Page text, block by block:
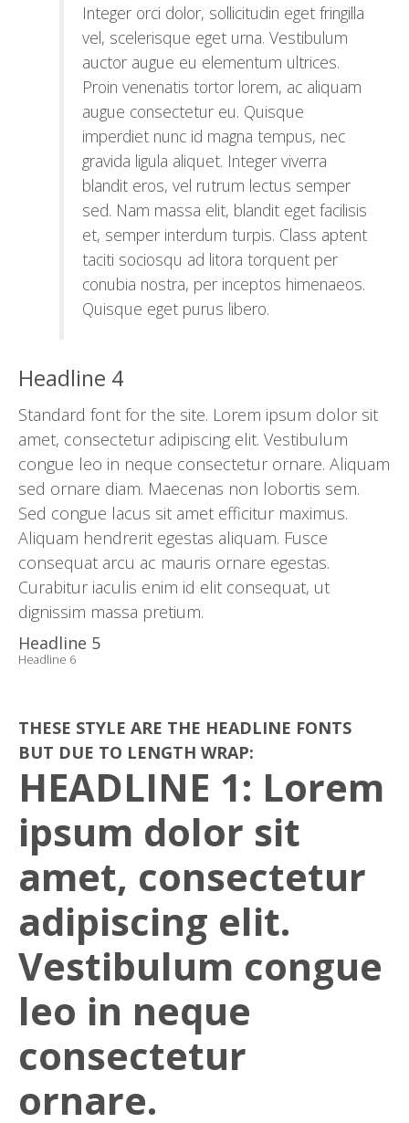
Integer orci dolor, sollicitudin eget fringilla
vel, scelerisque eget urna. Vestibulum
auctor augue eu elementum ultrices.
Proin venenatis tortor lorem, ac aliquam
augue consectetur eu. Quisque
imperdiet nunc id magna tempus, nec
gravida ligula aliquet. Integer viverra
blandit eros, vel rutrum lectus semper
sed. Nam massa elit, blandit eget facilisis
et, semper interdum turpis. Class aptent
taciti sociosqu ad litora torquent per
conubia nostra, per inceptos himenaeos.
Quisque eget purus libero.
Headline 4
Standard font for the site. Lorem ipsum dolor sit
amet, consectetur adipiscing elit. Vestibulum
congue leo in neque consectetur ornare. Aliquam
sed ornare diam. Maecenas non lobortis sem.
Sed congue lacus sit amet efficitur maximus.
Aliquam hendrerit egestas aliquam. Fusce
consequat arcu ac mauris ornare egestas.
Curabitur iaculis enim id elit consequat, ut
dignissim massa pretium.
Headline 5
Headline 6
THESE STYLE ARE THE HEADLINE FONTS
BUT DUE TO LENGTH WRAP:
HEADLINE 1: Lorem
ipsum dolor sit
amet, consectetur
adipiscing elit.
Vestibulum congue
leo in neque
consectetur
ornare.